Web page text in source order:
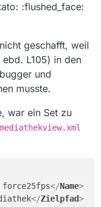
:flushed_face:
geschafft, weil
ebd. L105) in den
und
musste.
war ein Set zu
mediathekview.xml
force25fps</Name>
</Zielpfad>